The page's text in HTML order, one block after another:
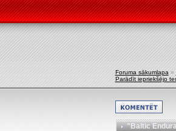
Foruma sākumlapa »
Parādīt iepriekšējo
"Baltic